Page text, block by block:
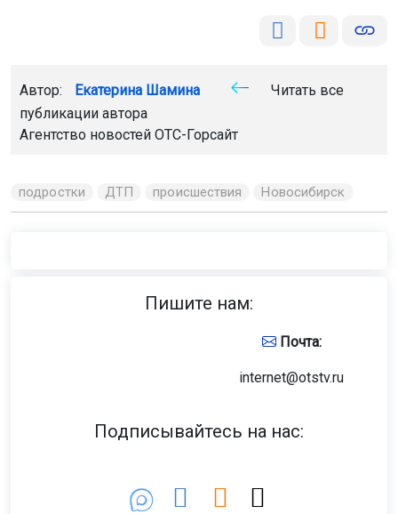
Автор: Екатерина Шамина
Читать все
публикации автора
Агентство новостей ОТС-Горсайт
подростки ДТП происшествия Новосибирск
Пишите нам:
Почта:
internet@otstv.ru
Подписывайтесь на нас: